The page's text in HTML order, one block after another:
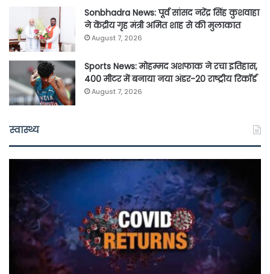
Sonbhadra News: पूर्व सांसद नरेंद्र सिंह कुशवाहा
ने केंद्रीय गृह मंत्री अमित शाह से की मुलाकात
August 7, 2026
Sports News: मोहम्मद अशफाक ने रचा इतिहास,
400 मीटर में बनाया नया अंडर-20 राष्ट्रीय रिकॉर्ड
August 7, 2026
स्वास्थ्य